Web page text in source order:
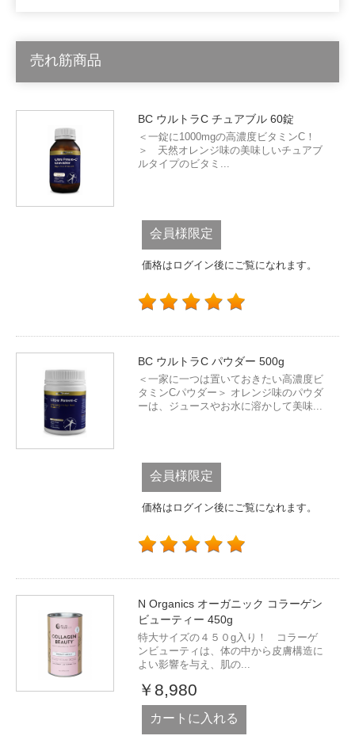
売れ筋商品
BC ウルトラC チュアブル 60錠
＜一錠に1000mgの高濃度ビタミンC！
＞ 天然オレンジ味の美味しいチュアブ
ルタイプのビタミ...
会員様限定
価格はログイン後にご覧になれます。
BC ウルトラC パウダー 500g
＜一家に一つは置いておきたい高濃度ビ
タミンCパウダー＞ オレンジ味のパウダ
ーは、ジュースやお水に溶かして美味...
会員様限定
価格はログイン後にご覧になれます。
N Organics オーガニック コラーゲン
ビューティー 450g
特大サイズの４５０g入り！ コラーゲ
ンビューティは、体の中から皮膚構造に
よい影響を与え、肌の...
￥8,980
カートに入れる